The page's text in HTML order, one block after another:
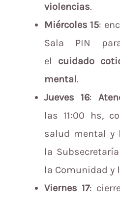
violencias.
Miércoles 15:
Sala PIN
el cuidado
mental.
Jueves 16:
las 11:00 hs,
salud mental y
la
la Comunidad y
Viernes 17: